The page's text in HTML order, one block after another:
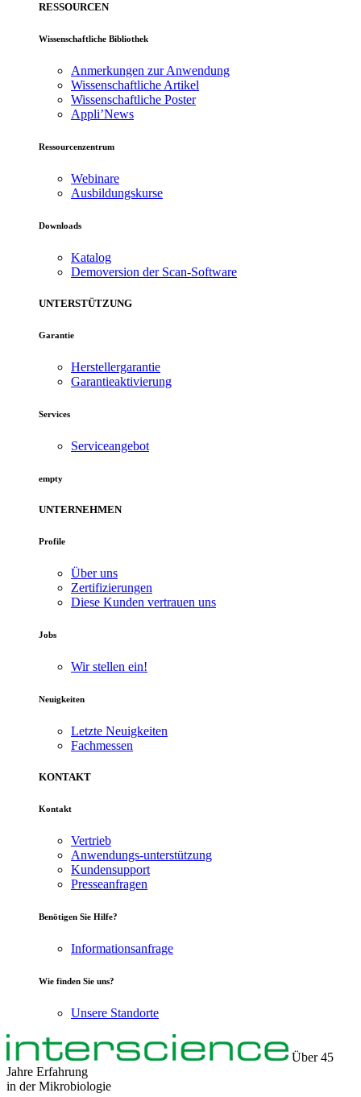
RESSOURCEN
Wissenschaftliche Bibliothek
Anmerkungen zur Anwendung
Wissenschaftliche Artikel
Wissenschaftliche Poster
Appli’News
Ressourcenzentrum
Webinare
Ausbildungskurse
Downloads
Katalog
Demoversion der Scan-Software
UNTERSTÜTZUNG
Garantie
Herstellergarantie
Garantieaktivierung
Services
Serviceangebot
empty
UNTERNEHMEN
Profile
Über uns
Zertifizierungen
Diese Kunden vertrauen uns
Jobs
Wir stellen ein!
Neuigkeiten
Letzte Neuigkeiten
Fachmessen
KONTAKT
Kontakt
Vertrieb
Anwendungs-unterstützung
Kundensupport
Presseanfragen
Benötigen Sie Hilfe?
Informationsanfrage
Wie finden Sie uns?
Unsere Standorte
Über 45
Jahre Erfahrung
in derMikrobiologie